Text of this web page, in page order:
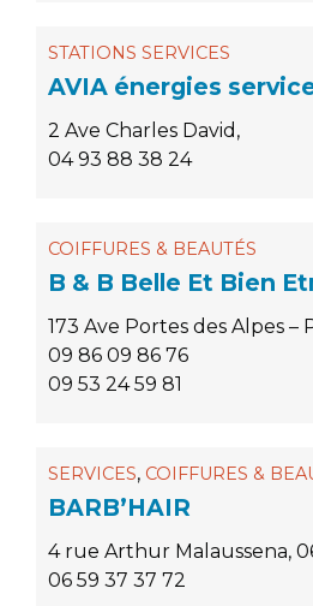
STATIONS SERVICES
AVIA énergies
2 Ave Charles David,
04 93 88 38 24
COIFFURES & BEAUTÉS
B & B Belle Et Bien
173 Ave Portes des Alpes –
09 86 09 86 76
09 53 24 59 81
SERVICES, COIFFURES &
BARB’HAIR
4 rue Arthur Malaussena,
06 59 37 37 72